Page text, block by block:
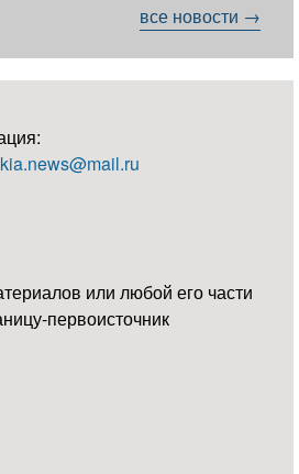
все новости →
kia.news@mail.ru
или любой его части
первоисточник